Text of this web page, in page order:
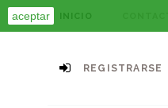
aceptar INICIO
REGISTRARSE